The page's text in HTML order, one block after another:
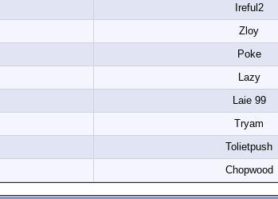
Ireful2
Zloy
Poke
Lazy
Laie 99
Tryam
Tolietpush
Chopwood